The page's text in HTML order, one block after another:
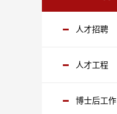
人才招聘
人才工程
博士后工作